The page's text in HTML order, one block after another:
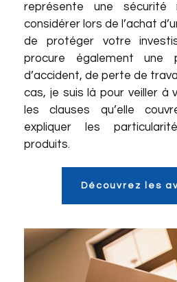
représente une sécurité
considérer lors de l’achat
de protéger votre
procure également une
d’accident, de perte de
cas, je suis là pour veiller à
les clauses qu’elle
expliquer les
produits.
Découvrez les